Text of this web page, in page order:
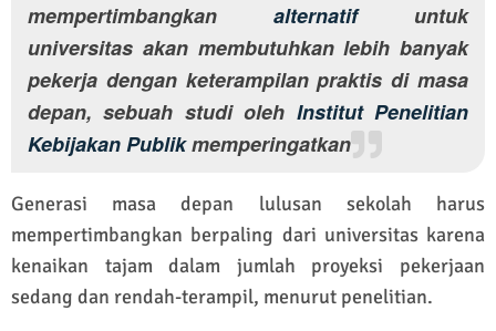
mempertimbangkan alternatifuntuk
universitas akan membutuhkan lebih banyak
pekerja dengan keterampilan praktis di masa
depan, sebuah studi oleh Institut Penelitian
Kebijakan Publikmemperingatkan
Generasi masa depan lulusan sekolah harus
mempertimbangkan berpaling dari universitas karena
kenaikan tajam dalam jumlah proyeksi pekerjaan
sedang dan rendah-terampil, menurut penelitian.